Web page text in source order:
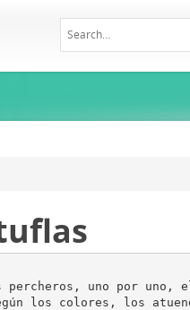
percheros, uno por
los colores, los